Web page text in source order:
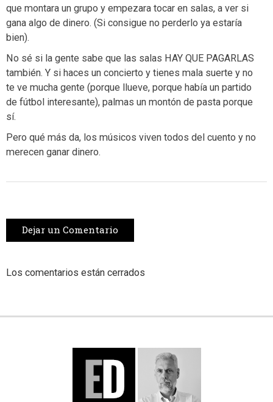
que montara un grupo y empezara tocar en salas, a ver si
gana algo de dinero. (Si consigue no perderlo ya estaría
bien).
No sé si la gente sabe que las salas HAY QUE PAGARLAS
también. Y si haces un concierto y tienes mala suerte y no
te ve mucha gente (porque llueve, porque había un partido
de fútbol interesante), palmas un montón de pasta porque
sí.
Pero qué más da, los músicos viven todos del cuento y no
merecen ganar dinero.
Dejar un Comentario
Los comentarios están cerrados